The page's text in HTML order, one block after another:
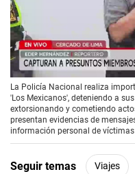
00:00/05:00
La Policía Nacional realiza
'Los Mexicanos', deteniendo a
extorsionando y cometiendo
presentan evidencias de
información personal de
Seguir temas Viajes